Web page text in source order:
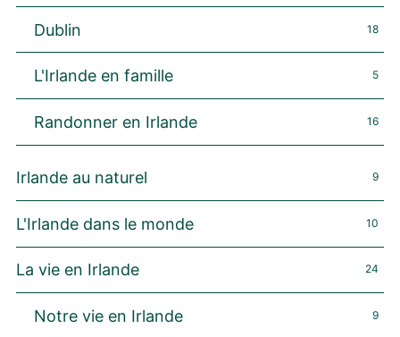
Dublin 18
L'Irlande en famille 5
Randonner en Irlande 16
Irlande au naturel 9
L'Irlande dans le monde 10
La vie en Irlande 24
Notre vie en Irlande 9